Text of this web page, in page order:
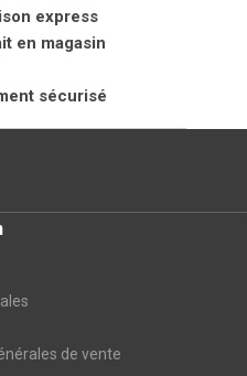
express
en magasin
sécurisé
de vente